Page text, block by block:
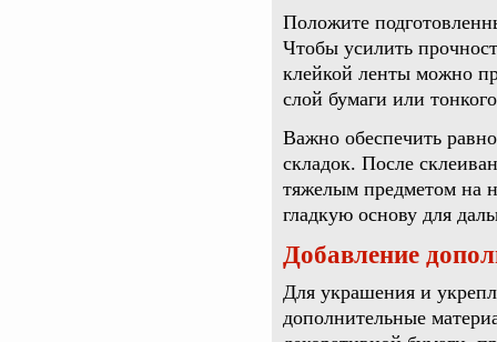
Положите
Чтобы усилить
клейкой ленты можно
слой бумаги или
Важно обеспечить
складок. После
тяжелым предметом на
гладкую основу для
Добавление
Для украшения и
дополнительные